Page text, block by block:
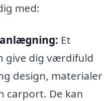
med:
Et
give dig værdifuld
design, materialer
carport. De kan